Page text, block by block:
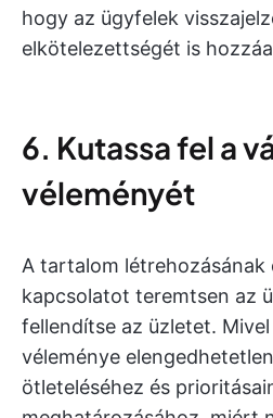
hogy az ügyfelek
elkötelezettségét is
6. Kutassa fel a
véleményét
A tartalom létrehozásának
kapcsolatot teremtsen az
fellendítse az üzletet.
véleménye
ötleteléséhez és